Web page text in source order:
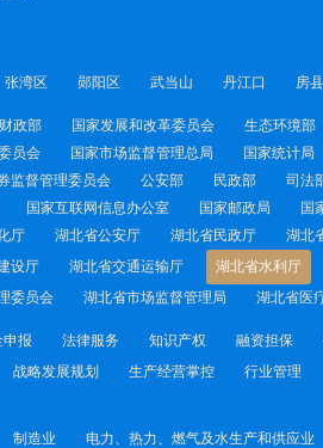
张湾区 郧阳区 武当山 丹江口 房县
财政部 国家发展和改革委员会 生态环境部
员会 国家市场监督管理总局 国家统计局
监督管理委员会 公安部 民政部 司法
国家互联网信息办公室 国家邮政局 国
厅 湖北省公安厅 湖北省民政厅 湖北
设厅 湖北省交通运输厅 湖北省水利厅
委员会 湖北省市场监督管理局 湖北省医
申报 法律服务 知识产权 融资担保
战略发展规划 生产经营掌控 行业管理
制造业 电力、热力、燃气及水生产和供应业